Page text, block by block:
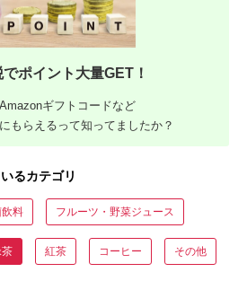
ポイント大量GET！
ギフトコードなど
もらえるって知ってましたか？
るカテゴリ
料 フルーツ・野菜ジュース
紅茶 コーヒー その他